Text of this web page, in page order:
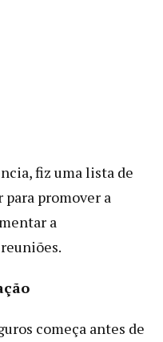
fiz uma lista de
para promover a
a
começa antes de